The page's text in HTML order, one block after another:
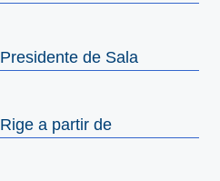
Presidente de Sala
Rige a partir de